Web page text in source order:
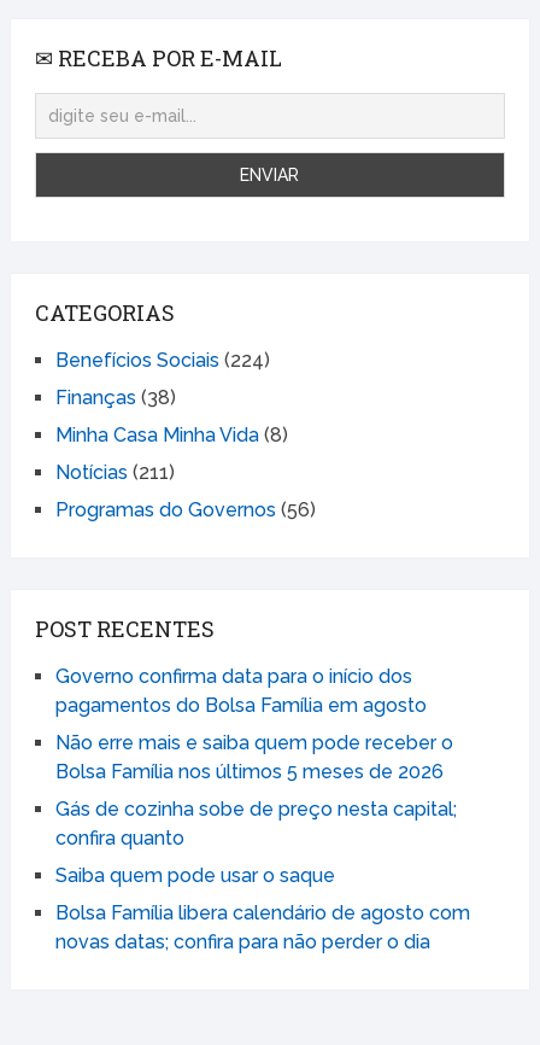
✉ RECEBA POR E-MAIL
CATEGORIAS
Benefícios Sociais (224)
Finanças (38)
Minha Casa Minha Vida(8)
Notícias (211)
Programas do Governos (56)
POST RECENTES
Governo confirma data para o início dos
pagamentos do Bolsa Família em agosto
Não erre mais e saiba quem pode receber o
Bolsa Família nos últimos 5 meses de 2026
Gás de cozinha sobe de preço nesta capital;
confira quanto
Saiba quem pode usar o saque
Bolsa Família libera calendário de agosto com
novas datas; confira para não perder o dia